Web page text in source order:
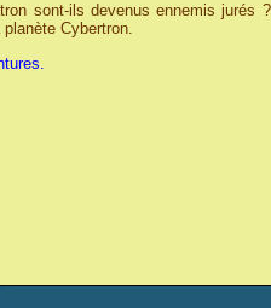
sont-ils devenus ennemis jurés
Cybertron.